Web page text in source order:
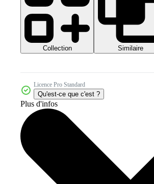
Collection Similaire
Licence Pro Standard
Qu'est-ce que c'est ?
Plus d'infos